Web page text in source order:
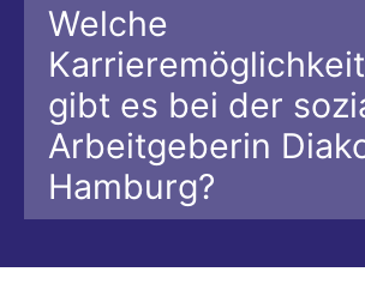
Welche
gibt es bei der
Arbeitgeberin
Hamburg?